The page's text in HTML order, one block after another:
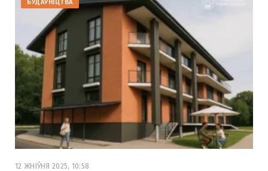
БУДАЎНІЦТВА
12 ЖНІЎНЯ 2025, 10:58